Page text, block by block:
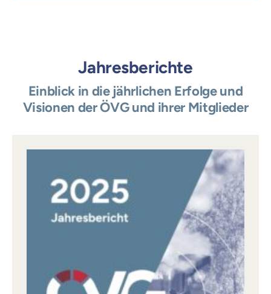
Jahresberichte
Einblick in die jährlichen Erfolge und
Visionen der ÖVG und ihrer Mitglieder